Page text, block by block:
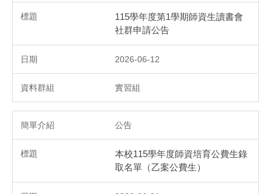
115學年度第1學期師資生讀書會
社群申請公告
2026-06-12
實習組
公告
本校115學年度師資培育公費生錄
取名單（乙案公費生）